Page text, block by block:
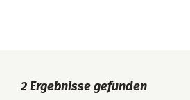
2 Ergebnisse gefunden